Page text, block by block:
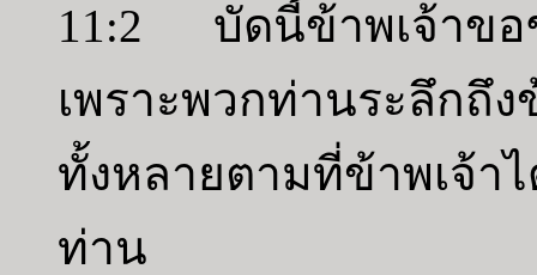
11:2 บัดนี้ข้าพเจ้าข
เพราะพวกท่านระลึกถึ
ทั้งหลายตามที่ข้าพเจ้า
ท่าน